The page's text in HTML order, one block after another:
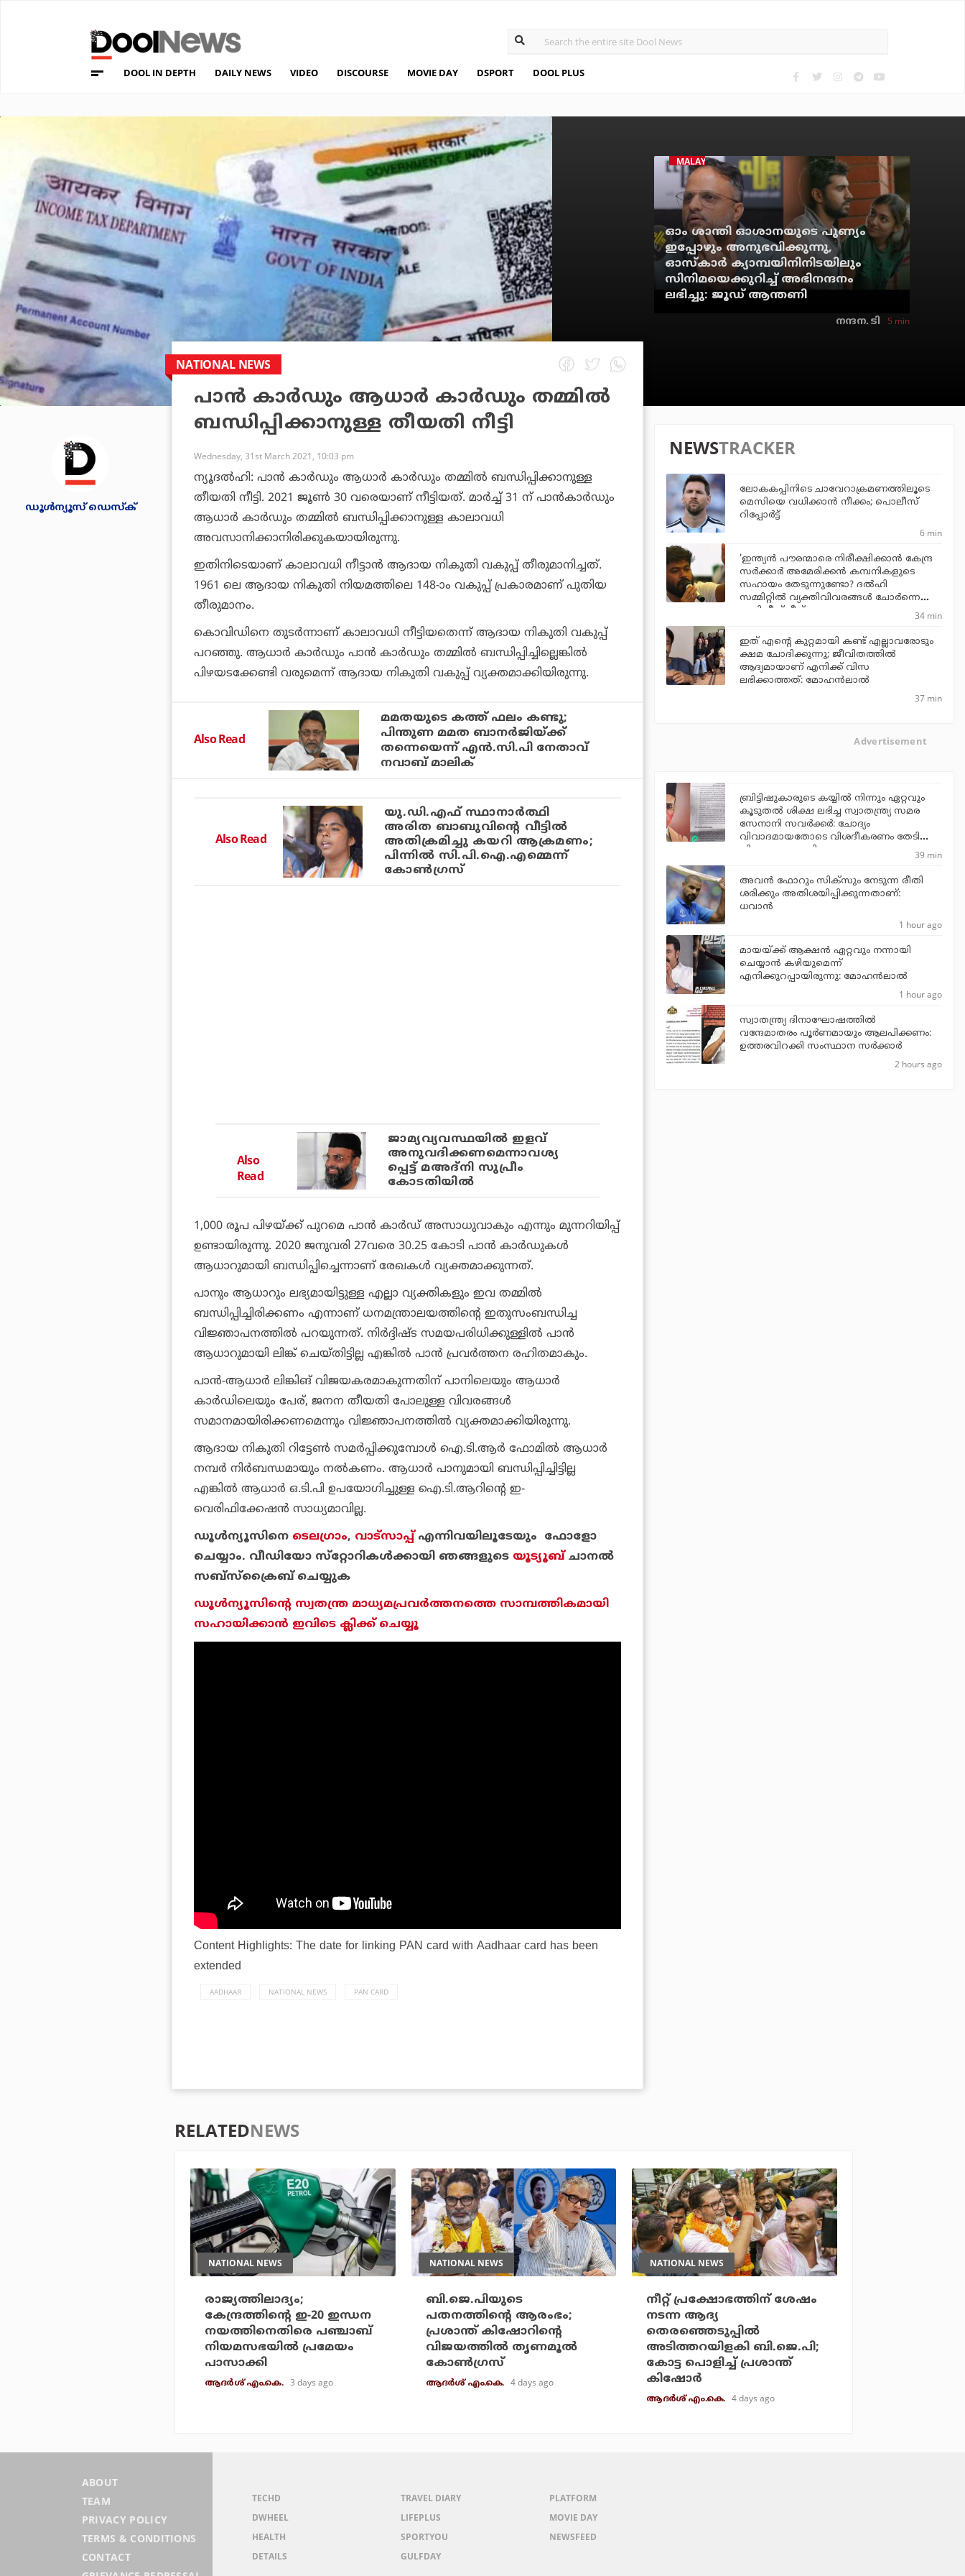
DOOL IN DEPTH DAILY NEWS VIDEO DISCOURSE MOVIE DAY DSPORT DOOL PLUS
MALAYALAM CINEMA
ഓം ശാന്തി ഓശാനയുടെ പുണ്യം
ഇപ്പോഴും അനുഭവിക്കുന്നു,
ഓസ്കാർ ക്യാമ്പയിനിനിടയിലും
സിനിമയെക്കുറിച്ച് അഭിനന്ദനം
ലഭിച്ചു: ജൂഡ് ആന്തണി
നന്ദന. ടി 5 min
ഡൂള്‍ന്യൂസ് ഡെസ്‌ക്
NATIONAL NEWS
പാന്‍ കാര്‍ഡും ആധാര്‍ കാര്‍ഡും തമ്മില്‍
ബന്ധിപ്പിക്കാനുള്ള തീയതി നീട്ടി
Wednesday, 31st March 2021, 10:03 pm
ന്യൂദല്‍ഹി: പാന്‍ കാര്‍ഡും ആധാര്‍ കാര്‍ഡും തമ്മില്‍ ബന്ധിപ്പിക്കാനുള്ള
തീയതി നീട്ടി. 2021 ജൂണ്‍ 30 വരെയാണ് നീട്ടിയത്. മാര്‍ച്ച് 31 ന് പാന്‍കാര്‍ഡും
ആധാര്‍ കാര്‍ഡും തമ്മില്‍ ബന്ധിപ്പിക്കാനുള്ള കാലാവധി
അവസാനിക്കാനിരിക്കുകയായിരുന്നു.
ഇതിനിടെയാണ് കാലാവധി നീട്ടാന്‍ ആദായ നികുതി വകുപ്പ് തീരുമാനിച്ചത്.
1961 ലെ ആദായ നികുതി നിയമത്തിലെ 148-ാം വകുപ്പ് പ്രകാരമാണ് പുതിയ
തീരുമാനം.
കൊവിഡിനെ തുടര്‍ന്നാണ് കാലാവധി നീട്ടിയതെന്ന് ആദായ നികുതി വകുപ്പ്
പറഞ്ഞു. ആധാര്‍ കാര്‍ഡും പാന്‍ കാര്‍ഡും തമ്മില്‍ ബന്ധിപ്പിച്ചില്ലെങ്കില്‍
പിഴയടക്കേണ്ടി വരുമെന്ന് ആദായ നികുതി വകുപ്പ് വ്യക്തമാക്കിയിരുന്നു.
Also Read
മമതയുടെ കത്ത് ഫലം കണ്ടു;
പിന്തുണ മമത ബാനര്‍ജിയ്ക്ക്
തന്നെയെന്ന് എന്‍.സി.പി നേതാവ്
നവാബ് മാലിക്
Also Read
യു.ഡി.എഫ് സ്ഥാനാര്‍ത്ഥി
അരിത ബാബുവിന്റെ വീട്ടില്‍
അതിക്രമിച്ചു കയറി ആക്രമണം;
പിന്നില്‍ സി.പി.ഐ.എമ്മെന്ന്
കോണ്‍ഗ്രസ്
Also
Read
ജാമ്യവ്യവസ്ഥയില്‍ ഇളവ്
അനുവദിക്കണമെന്നാവശ്യ
പ്പെട്ട് മഅദ്‌നി സുപ്രീം
കോടതിയില്‍
1,000 രൂപ പിഴയ്ക്ക് പുറമെ പാന്‍ കാര്‍ഡ് അസാധുവാകും എന്നും മുന്നറിയിപ്പ്
ഉണ്ടായിരുന്നു. 2020 ജനുവരി 27വരെ 30.25 കോടി പാന്‍ കാര്‍ഡുകള്‍
ആധാറുമായി ബന്ധിപ്പിച്ചെന്നാണ് രേഖകള്‍ വ്യക്തമാക്കുന്നത്.
പാനും ആധാറും ലഭ്യമായിട്ടുള്ള എല്ലാ വ്യക്തികളും ഇവ തമ്മില്‍
ബന്ധിപ്പിച്ചിരിക്കണം എന്നാണ് ധനമന്ത്രാലയത്തിന്റെ ഇതുസംബന്ധിച്ച
വിജ്ഞാപനത്തില്‍ പറയുന്നത്. നിര്‍ദ്ദിഷ്ട സമയപരിധിക്കുള്ളില്‍ പാന്‍
ആധാറുമായി ലിങ്ക് ചെയ്തിട്ടില്ല എങ്കില്‍ പാന്‍ പ്രവര്‍ത്തന രഹിതമാകും.
പാന്‍-ആധാര്‍ ലിങ്കിങ് വിജയകരമാകുന്നതിന് പാനിലെയും ആധാര്‍
കാര്‍ഡിലെയും പേര്, ജനന തീയതി പോലുള്ള വിവരങ്ങള്‍
സമാനമായിരിക്കണമെന്നും വിജ്ഞാപനത്തില്‍ വ്യക്തമാക്കിയിരുന്നു.
ആദായ നികുതി റിട്ടേണ്‍ സമര്‍പ്പിക്കുമ്പോള്‍ ഐ.ടി.ആര്‍ ഫോമില്‍ ആധാര്‍
നമ്പര്‍ നിര്‍ബന്ധമായും നല്‍കണം. ആധാര്‍ പാനുമായി ബന്ധിപ്പിച്ചിട്ടില്ല
എങ്കില്‍ ആധാര്‍ ഒ.ടി.പി ഉപയോഗിച്ചുള്ള ഐ.ടി.ആറിന്റെ ഇ-
വെരിഫിക്കേഷന്‍ സാധ്യമാവില്ല.
ഡൂള്‍ന്യൂസിനെ ടെലഗ്രാം, വാട്‌സാപ്പ്എന്നിവയിലൂടേയും ഫോളോ
ചെയ്യാം. വീഡിയോ സ്‌റ്റോറികള്‍ക്കായി ഞങ്ങളുടെ യൂട്യൂബ്ചാനല്‍
സബ്‌സ്‌ക്രൈബ് ചെയ്യുക
ഡൂള്‍ന്യൂസിന്റെ സ്വതന്ത്ര മാധ്യമപ്രവര്‍ത്തനത്തെ സാമ്പത്തികമായി
സഹായിക്കാന്‍ ഇവിടെ ക്ലിക്ക് ചെയ്യൂ
Content Highlights: The date for linking PAN card with Aadhaar card has been
extended
AADHAAR NATIONAL NEWS PAN CARD
NEWSTRACKER
ലോകകപ്പിനിടെ ചാവേറാക്രമണത്തിലൂടെ
മെസിയെ വധിക്കാന്‍ നീക്കം; പൊലീസ്
റിപ്പോര്‍ട്ട്
6 min
'ഇന്ത്യന്‍ പൗരന്മാരെ നിരീക്ഷിക്കാന്‍ കേന്ദ്ര
സര്‍ക്കാര്‍ അമേരിക്കന്‍ കമ്പനികളുടെ
സഹായം തേടുന്നുണ്ടോ? ദല്‍ഹി
സമ്മിറ്റില്‍ വ്യക്തിവിവരങ്ങള്‍ ചോര്‍ന്നെന്ന്
അഭിജീത് ദീപ്‌കെ
34 min
ഇത് എന്റെ കുറ്റമായി കണ്ട് എല്ലാവരോടും
ക്ഷമ ചോദിക്കുന്നു; ജീവിതത്തിൽ
ആദ്യമായാണ് എനിക്ക് വിസ
ലഭിക്കാത്തത്: മോഹൻലാൽ
37 min
Advertisement
ബ്രിട്ടിഷുകാരുടെ കയ്യില്‍ നിന്നും ഏറ്റവും
കൂടുതല്‍ ശിക്ഷ ലഭിച്ച സ്വാതന്ത്ര്യ സമര
സേനാനി സവര്‍ക്കര്‍: ചോദ്യം
വിവാദമായതോടെ വിശദീകരണം തേടി
വിദ്യാഭ്യാസ മന്ത്രി
39 min
അവന്‍ ഫോറും സിക്സും നേടുന്ന രീതി
ശരിക്കും അതിശയിപ്പിക്കുന്നതാണ്:
ധവാന്‍
1 hour ago
മായയ്ക്ക് ആക്ഷന്‍ ഏറ്റവും നന്നായി
ചെയ്യാന്‍ കഴിയുമെന്ന്
എനിക്കുറപ്പായിരുന്നു: മോഹന്‍ലാല്‍
1 hour ago
സ്വാതന്ത്ര്യ ദിനാഘോഷത്തില്‍
വന്ദേമാതരം പൂര്‍ണമായും ആലപിക്കണം:
ഉത്തരവിറക്കി സംസ്ഥാന സര്‍ക്കാര്‍
2 hours ago
RELATEDNEWS
NATIONAL NEWS
രാജ്യത്തിലാദ്യം;
കേന്ദ്രത്തിന്റെ ഇ-20 ഇന്ധന
നയത്തിനെതിരെ പഞ്ചാബ്
നിയമസഭയില്‍ പ്രമേയം
പാസാക്കി
ആദർശ് എം.കെ. 3 days ago
NATIONAL NEWS
ബി.ജെ.പിയുടെ
പതനത്തിന്റെ ആരംഭം;
പ്രശാന്ത് കിഷോറിന്റെ
വിജയത്തില്‍ തൃണമൂല്‍
കോണ്‍ഗ്രസ്
ആദർശ് എം.കെ. 4 days ago
NATIONAL NEWS
നീറ്റ് പ്രക്ഷോഭത്തിന് ശേഷം
നടന്ന ആദ്യ
തെരഞ്ഞെടുപ്പില്‍
അടിത്തറയിളകി ബി.ജെ.പി;
കോട്ട പൊളിച്ച് പ്രശാന്ത്
കിഷോര്‍
ആദർശ് എം.കെ. 4 days ago
ABOUT
TEAM
PRIVACY POLICY
TERMS & CONDITIONS
CONTACT
TECHD
DWHEEL
HEALTH
DETAILS
TRAVEL DIARY
LIFEPLUS
SPORTYOU
GULFDAY
PLATFORM
MOVIE DAY
NEWSFEED